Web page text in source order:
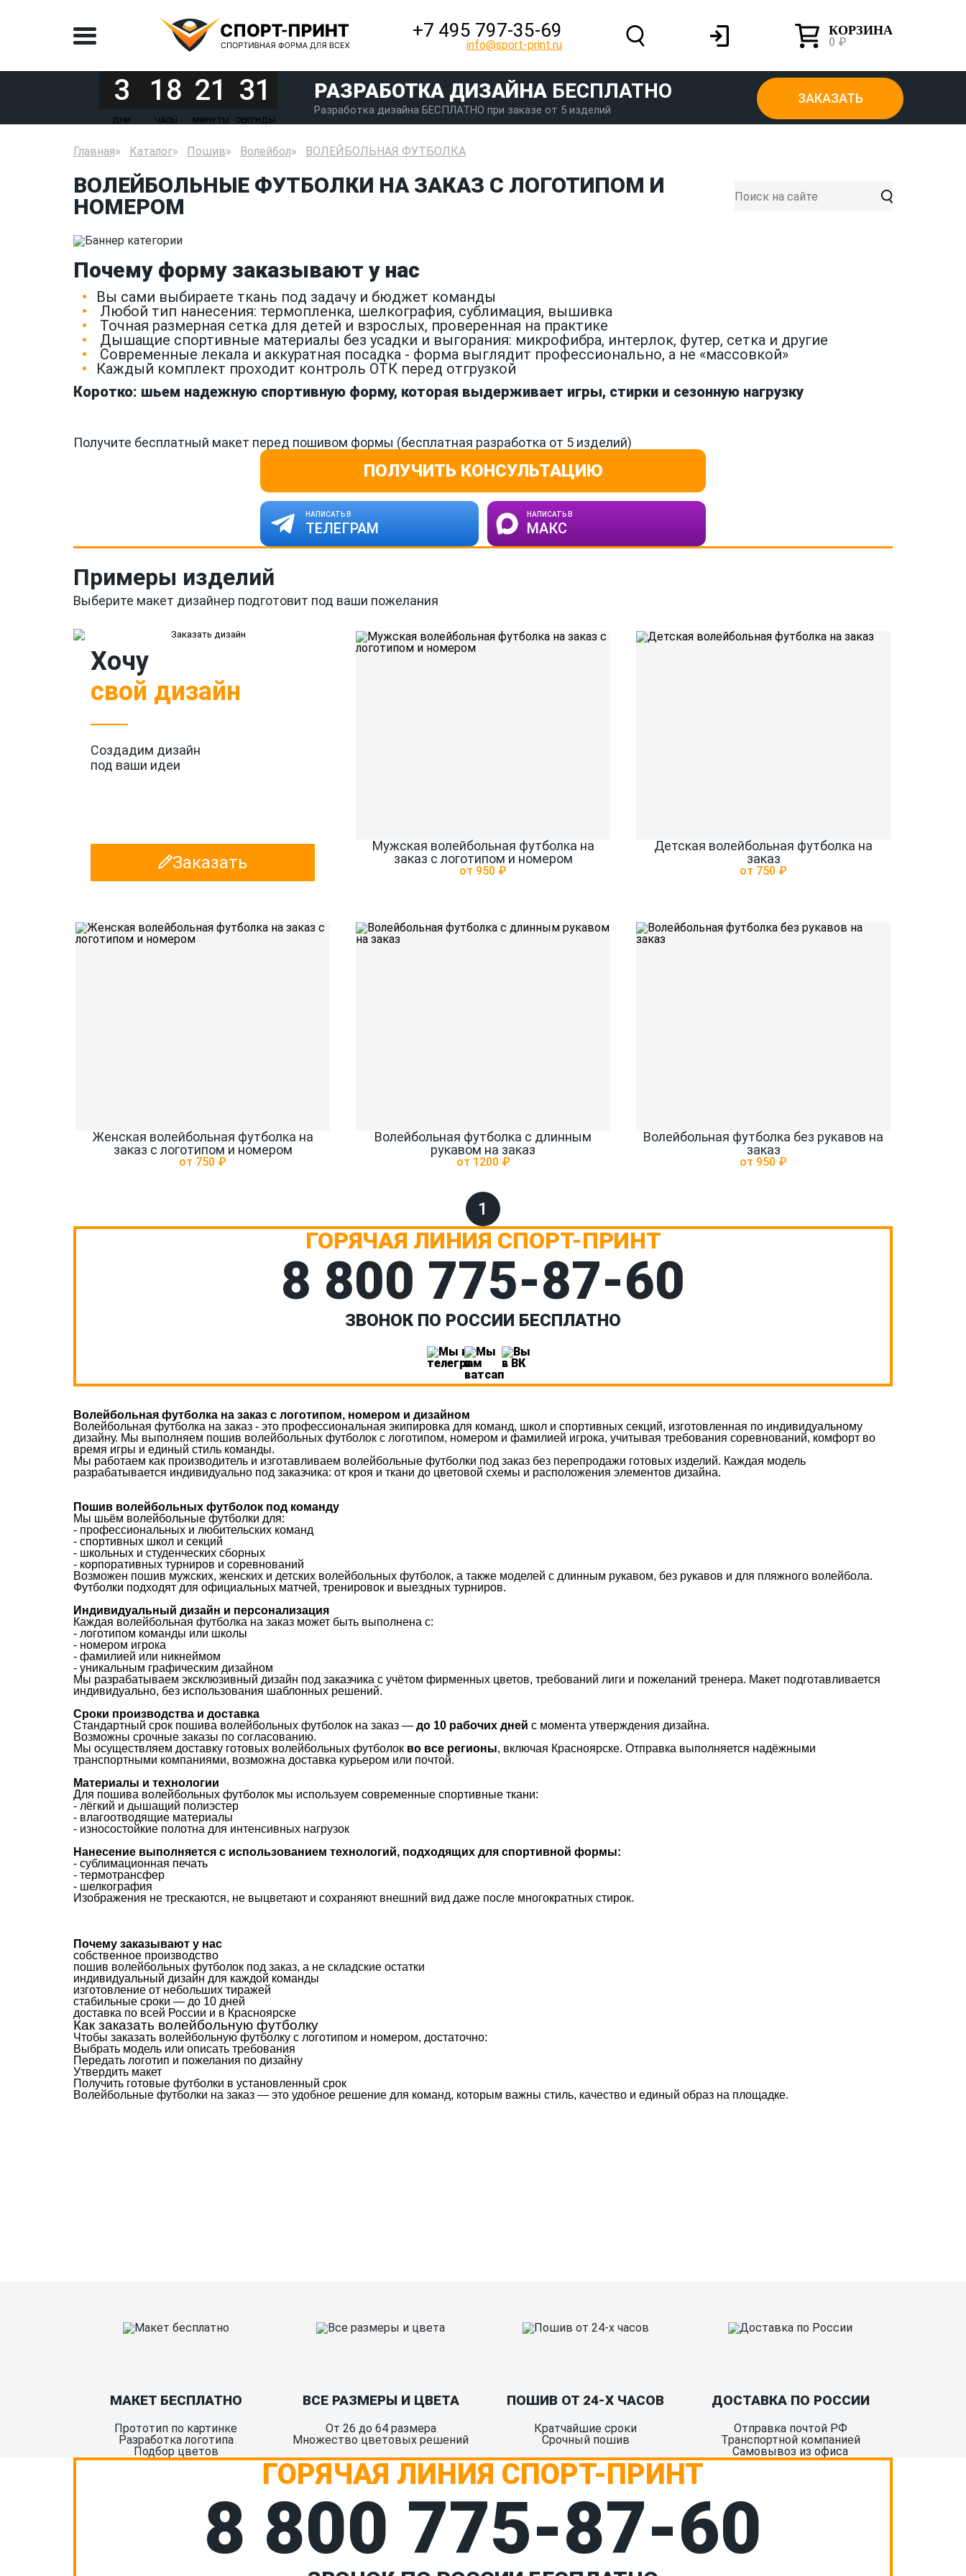
+7 495 797‑35-69
info@sport-print.ru
КОРЗИНА
0 ₽
3
ДНИ
18
ЧАСЫ
21
МИНУТЫ
31
СЕКУНДЫ
РАЗРАБОТКА ДИЗАЙНА БЕСПЛАТНО
Разработка дизайна БЕСПЛАТНО при заказе от 5 изделий
ЗАКАЗАТЬ
Главная Каталог Пошив Волейбол ВОЛЕЙБОЛЬНАЯ ФУТБОЛКА
ВОЛЕЙБОЛЬНЫЕ ФУТБОЛКИ НА ЗАКАЗ С ЛОГОТИПОМ И
НОМЕРОМ
Почему форму заказывают у нас
Вы сами выбираете ткань под задачу и бюджет команды
Любой тип нанесения: термопленка, шелкография, сублимация, вышивка
Точная размерная сетка для детей и взрослых, проверенная на практике
Дышащие спортивные материалы без усадки и выгорания: микрофибра, интерлок, футер, сетка и другие
Современные лекала и аккуратная посадка - форма выглядит профессионально, а не «массовкой»
Каждый комплект проходит контроль ОТК перед отгрузкой
Коротко: шьем надежную спортивную форму, которая выдерживает игры, стирки и сезонную нагрузку
Получите бесплатный макет перед пошивом формы (бесплатная разработка от 5 изделий)
ПОЛУЧИТЬ КОНСУЛЬТАЦИЮ
НАПИСАТЬ В
ТЕЛЕГРАМ
НАПИСАТЬ В
МАКС
Примеры изделий
Выберите макет дизайнер подготовит под ваши пожелания
Хочу
свой дизайн
Создадим дизайн
под ваши идеи
Заказать
Мужская волейбольная футболка на
заказ с логотипом и номером
от 950 ₽
Детская волейбольная футболка на
заказ
от 750 ₽
Женская волейбольная футболка на
заказ с логотипом и номером
от 750 ₽
Волейбольная футболка с длинным
рукавом на заказ
от 1200 ₽
Волейбольная футболка без рукавов на
заказ
от 950 ₽
1
ГОРЯЧАЯ ЛИНИЯ СПОРТ-ПРИНТ
8 800 775‑87-60
ЗВОНОК ПО РОССИИ БЕСПЛАТНО
Волейбольная футболка на заказ с логотипом, номером и дизайном
Волейбольная футболка на заказ - это профессиональная экипировка для команд, школ и спортивных секций, изготовленная по индивидуальному
дизайну. Мы выполняем пошив волейбольных футболок с логотипом, номером и фамилией игрока, учитывая требования соревнований, комфорт во
время игры и единый стиль команды.
Мы работаем как производитель и изготавливаем волейбольные футболки под заказ без перепродажи готовых изделий. Каждая модель
разрабатывается индивидуально под заказчика: от кроя и ткани до цветовой схемы и расположения элементов дизайна.
Пошив волейбольных футболок под команду
Мы шьём волейбольные футболки для:
- профессиональных и любительских команд
- спортивных школ и секций
- школьных и студенческих сборных
- корпоративных турниров и соревнований
Возможен пошив мужских, женских и детских волейбольных футболок, а также моделей с длинным рукавом, без рукавов и для пляжного волейбола.
Футболки подходят для официальных матчей, тренировок и выездных турниров.
Индивидуальный дизайн и персонализация
Каждая волейбольная футболка на заказ может быть выполнена с:
- логотипом команды или школы
- номером игрока
- фамилией или никнеймом
- уникальным графическим дизайном
Мы разрабатываем эксклюзивный дизайн под заказчика с учётом фирменных цветов, требований лиги и пожеланий тренера. Макет подготавливается
индивидуально, без использования шаблонных решений.
Сроки производства и доставка
Стандартный срок пошива волейбольных футболок на заказ — до 10 рабочих дней с момента утверждения дизайна.
Возможны срочные заказы по согласованию.
Мы осуществляем доставку готовых волейбольных футболок во все регионы, включая Красноярске. Отправка выполняется надёжными
транспортными компаниями, возможна доставка курьером или почтой.
Материалы и технологии
Для пошива волейбольных футболок мы используем современные спортивные ткани:
- лёгкий и дышащий полиэстер
- влагоотводящие материалы
- износостойкие полотна для интенсивных нагрузок
Нанесение выполняется с использованием технологий, подходящих для спортивной формы:
- сублимационная печать
- термотрансфер
- шелкография
Изображения не трескаются, не выцветают и сохраняют внешний вид даже после многократных стирок.
Почему заказывают у нас
собственное производство
пошив волейбольных футболок под заказ, а не складские остатки
индивидуальный дизайн для каждой команды
изготовление от небольших тиражей
стабильные сроки — до 10 дней
доставка по всей России и в Красноярске
Как заказать волейбольную футболку
Чтобы заказать волейбольную футболку с логотипом и номером, достаточно:
Выбрать модель или описать требования
Передать логотип и пожелания по дизайну
Утвердить макет
Получить готовые футболки в установленный срок
Волейбольные футболки на заказ — это удобное решение для команд, которым важны стиль, качество и единый образ на площадке.
МАКЕТ БЕСПЛАТНО
Прототип по картинке
Разработка логотипа
Подбор цветов
ВСЕ РАЗМЕРЫ И ЦВЕТА
От 26 до 64 размера
Множество цветовых решений
ПОШИВ ОТ 24-Х ЧАСОВ
Кратчайшие сроки
Срочный пошив
ДОСТАВКА ПО РОССИИ
Отправка почтой РФ
Транспортной компанией
Самовывоз из офиса
ГОРЯЧАЯ ЛИНИЯ СПОРТ-ПРИНТ
8 800 775‑87-60